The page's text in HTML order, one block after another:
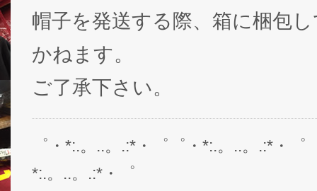
帽子を発送する際、箱に梱包
かねます。
ご了承下さい。
゜・*:.。..。.:*・゜゜・*:.。..。.:*・
*:.。..。.:*・゜